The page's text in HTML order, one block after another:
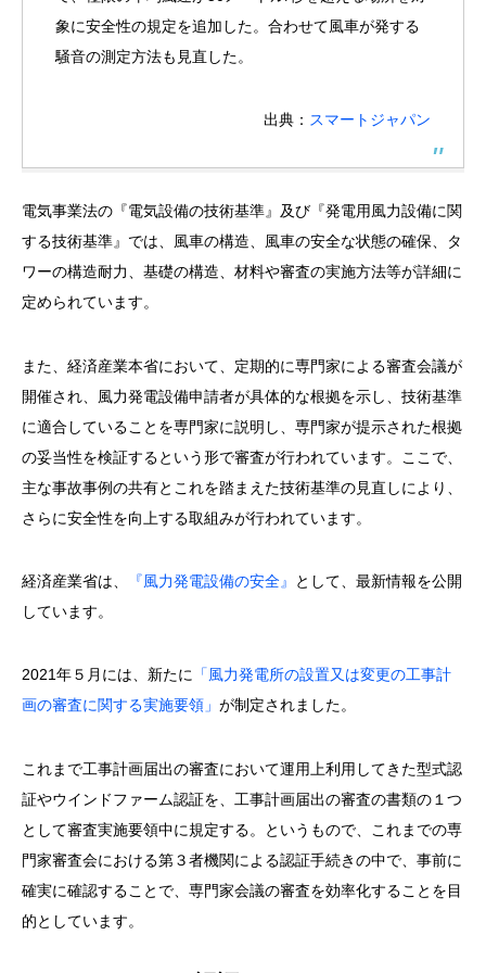
象に安全性の規定を追加した。合わせて風車が発する
騒音の測定方法も見直した。
出典： スマートジャパン
電気事業法の『電気設備の技術基準』及び『発電用風力設備に関
する技術基準』では、風車の構造、風車の安全な状態の確保、タ
ワーの構造耐力、基礎の構造、材料や審査の実施方法等が詳細に
定められています。
また、経済産業本省において、定期的に専門家による審査会議が
開催され、風力発電設備申請者が具体的な根拠を示し、技術基準
に適合していることを専門家に説明し、専門家が提示された根拠
の妥当性を検証するという形で審査が行われています。ここで、
主な事故事例の共有とこれを踏まえた技術基準の見直しにより、
さらに安全性を向上する取組みが行われています。
経済産業省は、 『風力発電設備の安全』
として、最新情報を公開
しています。
2021年５月には、新たに 「風力発電所の設置又は変更の工事計
画の審査に関する実施要領」 が制定されました。
これまで工事計画届出の審査において運用上利用してきた型式認
証やウインドファーム認証を、工事計画届出の審査の書類の１つ
として審査実施要領中に規定する。というもので、これまでの専
門家審査会における第３者機関による認証手続きの中で、事前に
確実に確認することで、専門家会議の審査を効率化することを目
的としています。